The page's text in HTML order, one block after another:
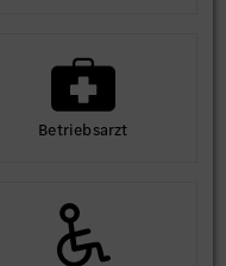
Betriebs­arzt